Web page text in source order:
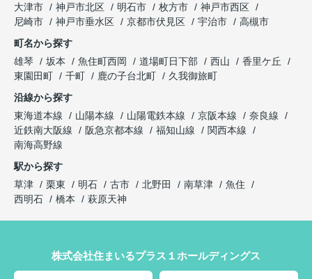
大津市
神戸市北区 明石市 枚方市
神戸市西区
尼崎市
神戸市垂水区 京都市伏見区 宇治市
高槻市
町名から探す
雄琴
坂本 魚住町西岡 道場町日下部 西山
香里ケ丘
東園田町
千町 鹿の子台北町
久我御旅町
沿線から探す
東海道本線
山陽本線 山陽電鉄本線 京阪本線
奈良線
近鉄南大阪線
阪急京都本線 福知山線
関西本線
南海高野線
駅から探す
草津
栗東 明石 古市 北野田 南草津
魚住
西明石
橋本 萩原天神
株式会社住まいるプラス１ホールディングス